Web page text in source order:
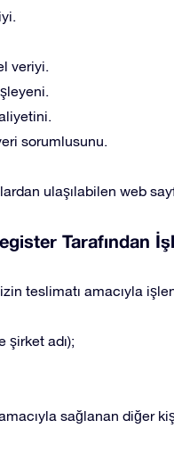
veriyi.
sorumlusunu.
ulaşılabilen web
Tarafından
teslimatı amacıyla
şirket adı);
sağlanan diğer